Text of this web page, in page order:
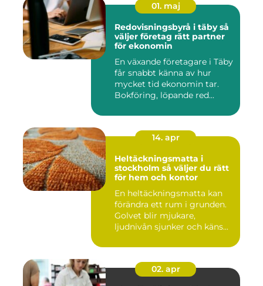
01. maj
Redovisningsbyrå i täby så
väljer företag rätt partner
för ekonomin
En växande företagare i Täby
får snabbt känna av hur
mycket tid ekonomin tar.
Bokföring, löpande red...
14. apr
Heltäckningsmatta i
stockholm så väljer du rätt
för hem och kontor
En heltäckningsmatta kan
förändra ett rum i grunden.
Golvet blir mjukare,
ljudnivån sjunker och käns...
02. apr